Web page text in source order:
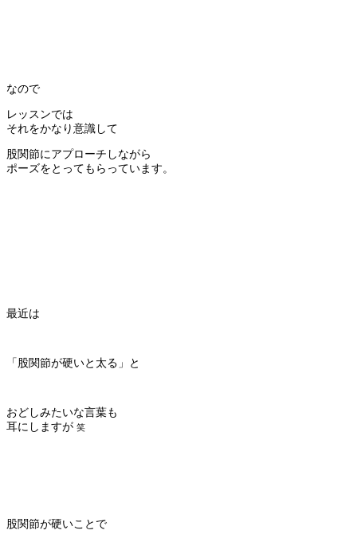
なので
レッスンでは
それをかなり意識して
股関節にアプローチしながら
ポーズをとってもらっています。
最近は
「股関節が硬いと太る」と
おどしみたいな言葉も
耳にしますが 笑
股関節が硬いことで